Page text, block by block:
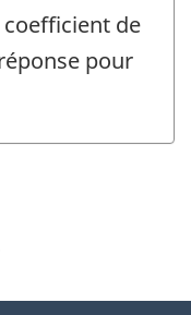
de
pour